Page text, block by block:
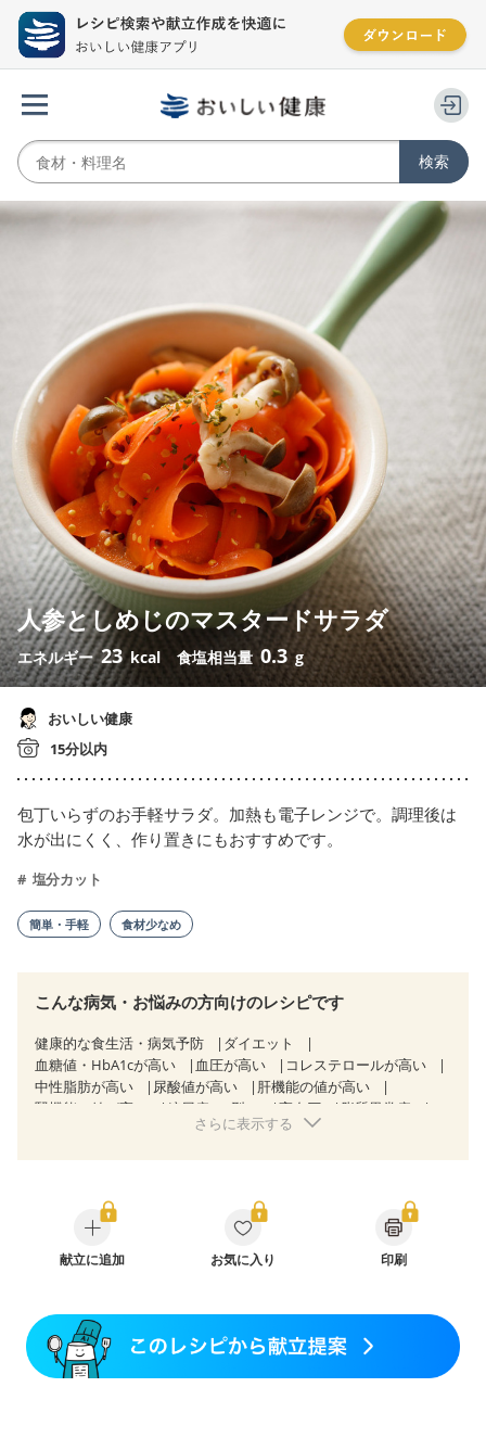
人参としめじのマスタードサラダ
エネルギー23 kcal 食塩相当量 0.3 g
おいしい健康
15分以内
包丁いらずのお手軽サラダ。加熱も電子レンジで。調理後は
水が出にくく、作り置きにもおすすめです。
塩分カット
簡単・手軽 食材少なめ
こんな病気・お悩みの方向けのレシピです
健康的な食生活・病気予防
ダイエット
血糖値・HbA1cが高い
血圧が高い
コレステロールが高い
中性脂肪が高い
尿酸値が高い
肝機能の値が高い
腎機能の値が高い
糖尿病（2型） 高血圧
脂質異常症
狭心症 心筋梗塞
糖尿病性腎症（第２期）
糖尿病性腎症（第３期）
CKD（ステージ１）
CKD（ステージ２）
CKD（ステージ３a）
CKD（ステージ３b）
乳がん治療を終えた方・経過観察中の方など
産後（ミルク）
骨折 関節リウマチ 乾癬
貧血対策
ニキビ・肌荒れ
さらに表示する
献立に追加 お気に入り 印刷